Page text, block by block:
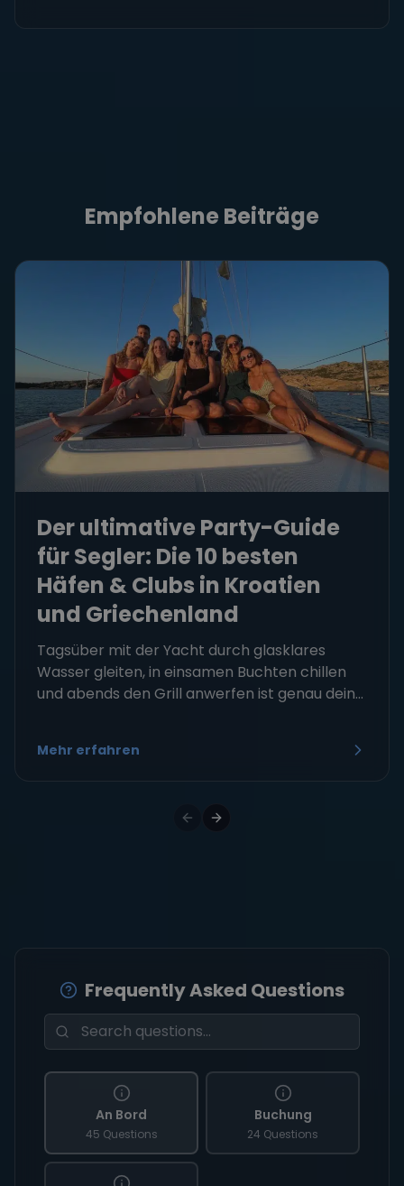
Empfohlene Beiträge
Der ultimative Party-Guide
für Segler: Die 10 besten
Häfen & Clubs in Kroatien
und Griechenland
Tagsüber mit der Yacht durch glasklares
Wasser gleiten, in einsamen Buchten chillen
und abends den Grill anwerfen ist genau dein...
Mehr erfahren
Frequently Asked Questions
An Bord
45 Questions
Buchung
24 Questions